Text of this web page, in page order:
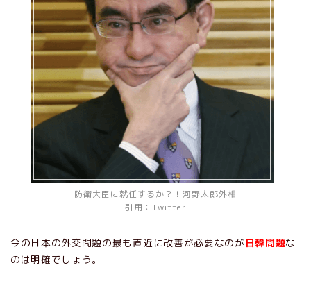
防衛大臣に就任するか？！河野太郎外相
引用：Twitter
今の日本の外交問題の最も直近に改善が必要なのが 日韓問題な
のは明確でしょう。